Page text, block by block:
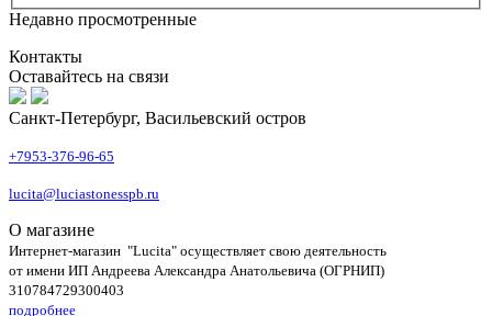
Недавно просмотренные
Контакты
Оставайтесь на связи
Санкт-Петербург, Васильевский остров
+7953-376-96-65
lucita@luciastonesspb.ru
О магазине
Интернет-магазин "Lucita" осуществляет свою деятельность
от имени ИП Андреева Александра Анатольевича (ОГРНИП)
310784729300403
подробнее